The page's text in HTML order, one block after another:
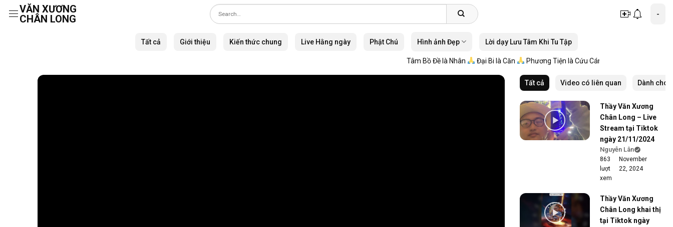
VĂN XƯƠNG
CHÂN LONG
-
Tất cả Giới thiệu Kiến thức chung Live Hằng ngày Phật Chú Hình ảnh Đẹp Lời dạy Lưu Tâm Khi Tu Tập
Tâm Bồ Đề là Nhân Đại Bi là Căn Phương Tiện là Cứu Cánh
Tất cả Video có liên quan Dành cho
Thầy Văn Xương
Chân Long – Live
Stream tại Tiktok
ngày 21/11/2024
Nguyễn Lân
863
lượt
xem
November
22, 2024
Thầy Văn Xương
Chân Long khai thị
tại Tiktok ngày